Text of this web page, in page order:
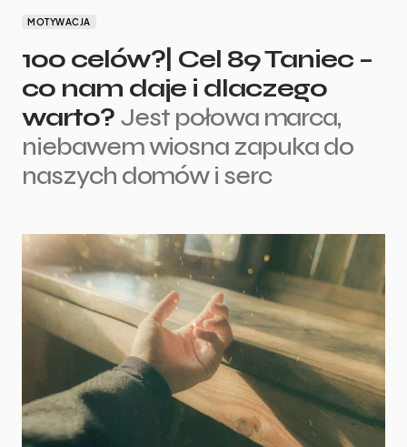
MOTYWACJA
100 celów?| Cel 89 Taniec –
co nam daje i dlaczego
warto? Jest połowa marca,
niebawem wiosna zapuka do
naszych domów i serc